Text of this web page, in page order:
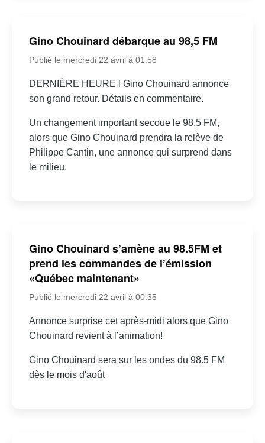
Gino Chouinard débarque au 98,5 FM
Publié le mercredi 22 avril à 01:58
DERNIÈRE HEURE l Gino Chouinard annonce
son grand retour. Détails en commentaire.
Un changement important secoue le 98,5 FM,
alors que Gino Chouinard prendra la relève de
Philippe Cantin, une annonce qui surprend dans
le milieu.
Gino Chouinard s’amène au 98.5FM et
prend les commandes de l’émission
«Québec maintenant»
Publié le mercredi 22 avril à 00:35
Annonce surprise cet après-midi alors que Gino
Chouinard revient à l’animation!
Gino Chouinard sera sur les ondes du 98.5 FM
dès le mois d'août